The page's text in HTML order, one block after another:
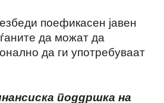
поефикасен јавен
да можат да
да ги употребуваат
поддршка на